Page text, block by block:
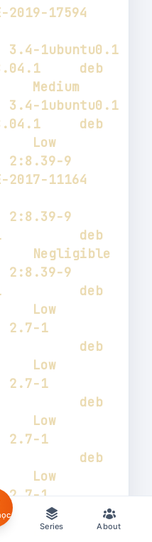
17594
1ubuntu0.1
deb
1ubuntu0.1
deb
9
11164
9
deb
9
deb
1
deb
1
deb
1
deb
1
deb
Series
About